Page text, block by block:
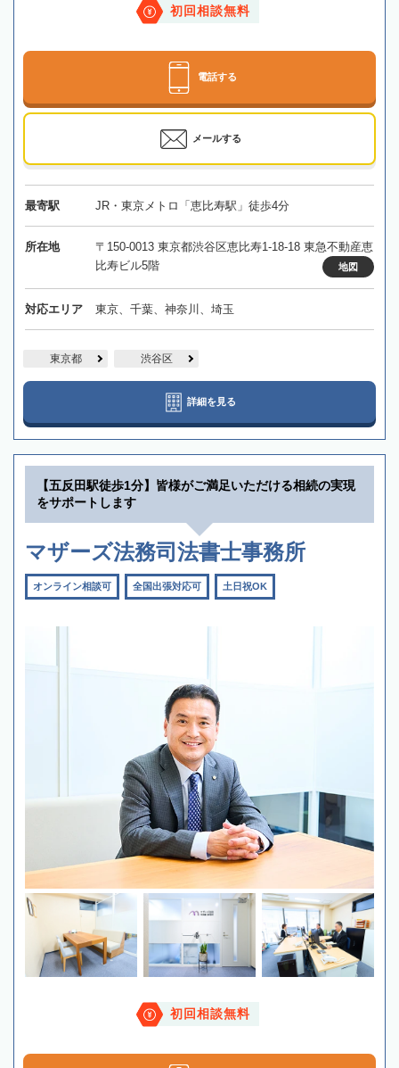
初回相談無料
電話する
メールする
最寄駅 JR・東京メトロ「恵比寿駅」徒歩4分
所在地
〒150-0013 東京都渋谷区恵比寿1-18-18 東急不動産恵
比寿ビル5階
地図
対応エリア 東京、千葉、神奈川、埼玉
東京都 渋谷区
詳細を見る
【五反田駅徒歩1分】皆様がご満足いただける相続の実現
をサポートします
マザーズ法務司法書士事務所
オンライン相談可 全国出張対応可 土日祝OK
初回相談無料